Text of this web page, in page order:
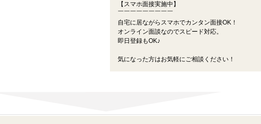
【スマホ面接実施中】
￣￣￣￣￣￣￣￣￣
自宅に居ながらスマホでカンタン面接OK！
オンライン面談なのでスピード対応。
即日登録もOK♪
気になった方はお気軽にご相談ください！